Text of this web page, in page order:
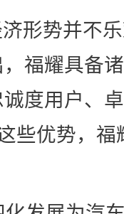
形势并不
福耀具备
度用户、
些优势，